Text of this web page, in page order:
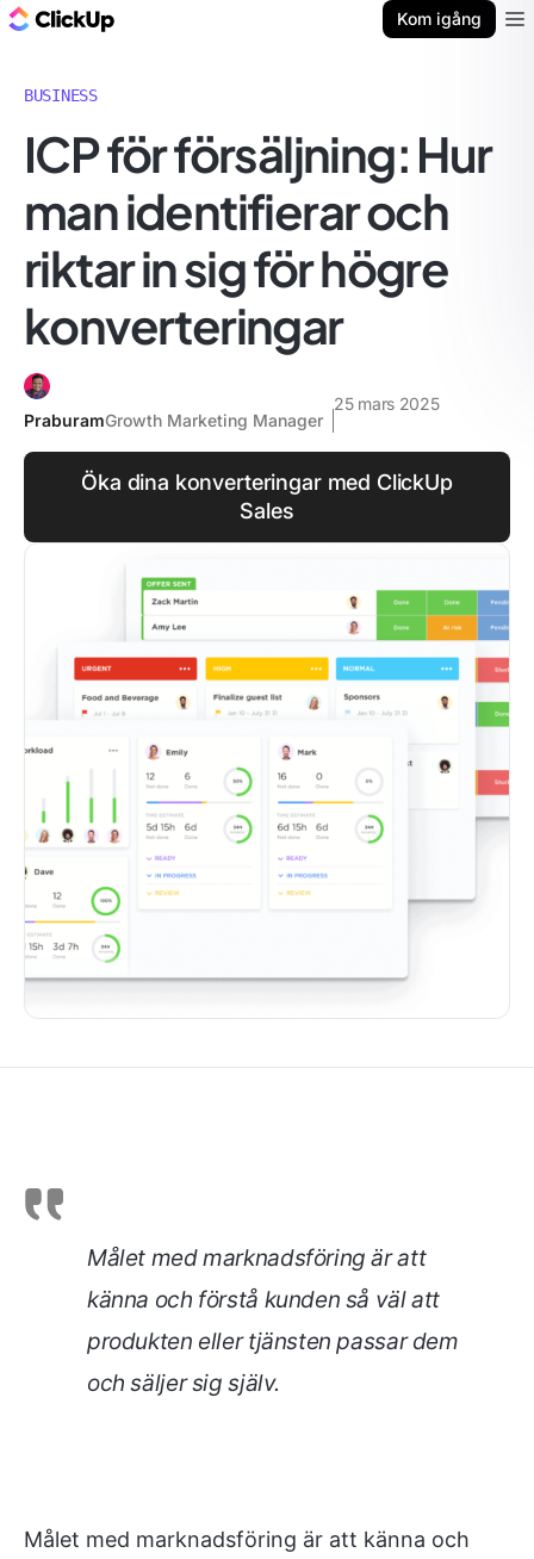
Kom igång
BUSINESS
ICP för försäljning: Hur
man identifierar och
riktar in sig för högre
konverteringar
PraburamGrowth Marketing Manager
25 mars 2025
Öka dina konverteringar med ClickUp
Sales
Målet med marknadsföring är att
känna och förstå kunden så väl att
produkten eller tjänsten passar dem
och säljer sig själv.
Målet med marknadsföring är att känna och